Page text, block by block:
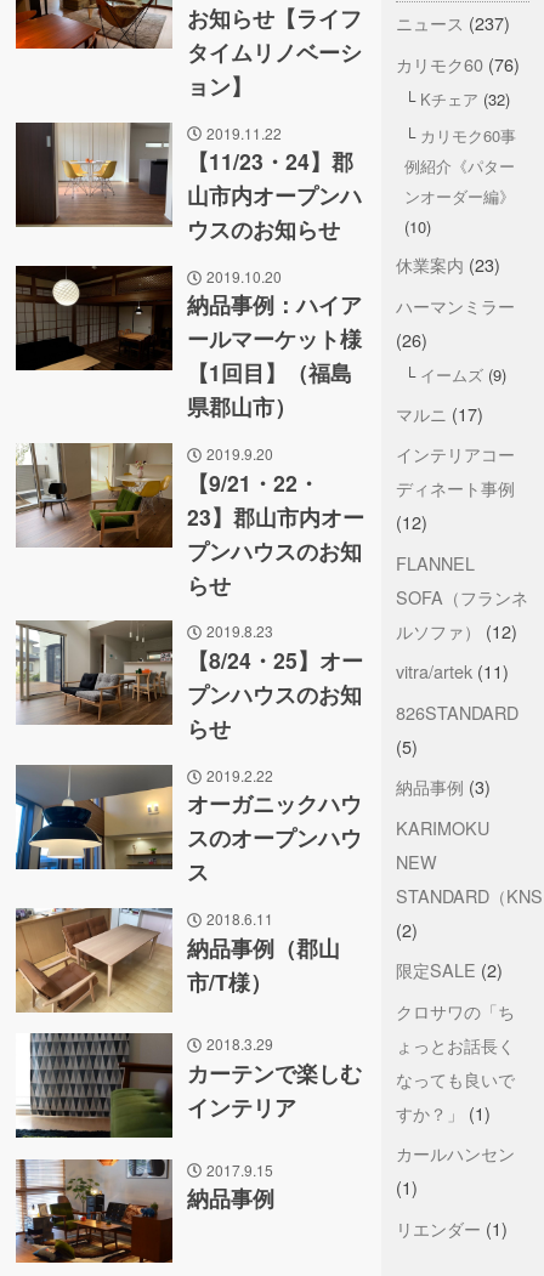
お知らせ【ライフ
タイムリノベーシ
ョン】
2019.11.22
【11/23・24】郡
山市内オープンハ
ウスのお知らせ
2019.10.20
納品事例：ハイア
ールマーケット様
【1回目】（福島
県郡山市）
2019.9.20
【9/21・22・
23】郡山市内オー
プンハウスのお知
らせ
2019.8.23
【8/24・25】オー
プンハウスのお知
らせ
2019.2.22
オーガニックハウ
スのオープンハウ
ス
2018.6.11
納品事例（郡山
市/T様）
2018.3.29
カーテンで楽しむ
インテリア
2017.9.15
納品事例
ニュース (237)
カリモク60(76)
Kチェア (32)
カリモク60事
例紹介《パター
ンオーダー編》
(10)
休業案内 (23)
ハーマンミラー
(26)
イームズ(9)
マルニ (17)
インテリアコー
ディネート事例
(12)
FLANNEL
SOFA（フランネ
ルソファ）
(12)
vitra/artek(11)
826STANDARD
(5)
納品事例 (3)
KARIMOKU
NEW
STANDARD（
(2)
限定SALE (2)
クロサワの「ち
ょっとお話長く
なっても良いで
すか？」
(1)
カールハンセン
(1)
リエンダー (1)